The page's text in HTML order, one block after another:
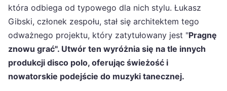
która odbiega od typowego dla nich stylu. Łukasz
Gibski, członek zespołu, stał się architektem tego
odważnego projektu, który zatytułowany jest "Pragnę
znowu grać". Utwór ten wyróżnia się na tle innych
produkcji disco polo, oferując świeżość i
nowatorskie podejście do muzyki tanecznej.